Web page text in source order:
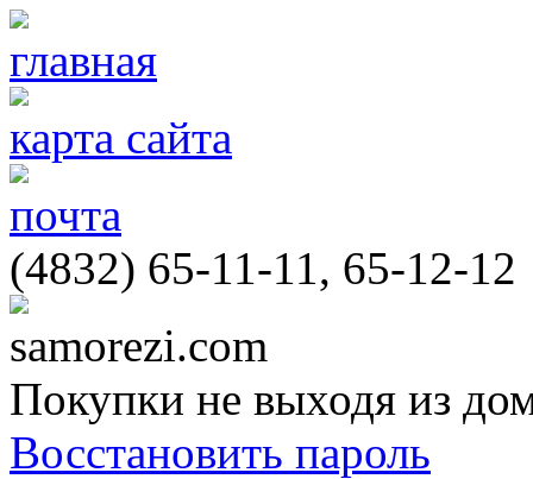
главная
карта сайта
почта
(4832) 65-11-11, 65-12-12
samorezi.com
Покупки не выходя из
Восстановить пароль